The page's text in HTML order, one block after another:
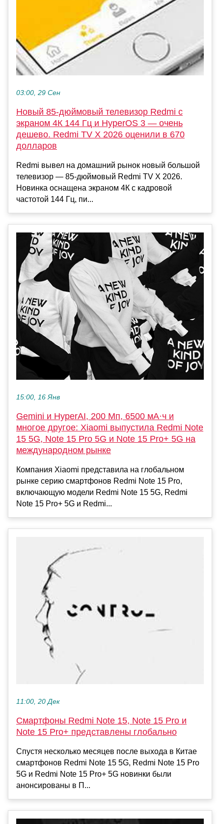
03:00, 29 Сен
Новый 85-дюймовый телевизор Redmi с
экраном 4К 144 Гц и HyperOS 3 — очень
дешево. Redmi TV X 2026 оценили в 670
долларов
Redmi вывел на домашний рынок новый большой
телевизор — 85-дюймовый Redmi TV X 2026.
Новинка оснащена экраном 4К с кадровой
частотой 144 Гц, пи...
15:00, 16 Янв
Gemini и HyperAI, 200 Мп, 6500 мА·ч и
многое другое: Xiaomi выпустила Redmi Note
15 5G, Note 15 Pro 5G и Note 15 Pro+ 5G на
международном рынке
Компания Xiaomi представила на глобальном
рынке серию смартфонов Redmi Note 15 Pro,
включающую модели Redmi Note 15 5G, Redmi
Note 15 Pro+ 5G и Redmi...
11:00, 20 Дек
Смартфоны Redmi Note 15, Note 15 Pro и
Note 15 Pro+ представлены глобально
Спустя несколько месяцев после выхода в Китае
смартфонов Redmi Note 15 5G, Redmi Note 15 Pro
5G и Redmi Note 15 Pro+ 5G новинки были
анонсированы в П...